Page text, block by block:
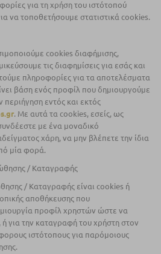
για τη χρήση του ιστότοπού
να τοποθετήσουμε στατιστικά cookies.
cookies διαφήμισης,
τις διαφημίσεις για εσάς και
πληροφορίες για τα αποτελέσματα
βάση ενός προφίλ που δημιουργούμε
περιήγηση εντός και εκτός
. Με αυτά τα cookies, εσείς, ως
με ένα μοναδικό
χάρη, να μην βλέπετε την ίδια
μία φορά.
/ Καταγραφής
/ Καταγραφής είναι cookies ή
αποθήκευσης που
προφίλ χρηστών ώστε να
για την καταγραφή του χρήστη στον
ιστότοπους για παρόμοιους